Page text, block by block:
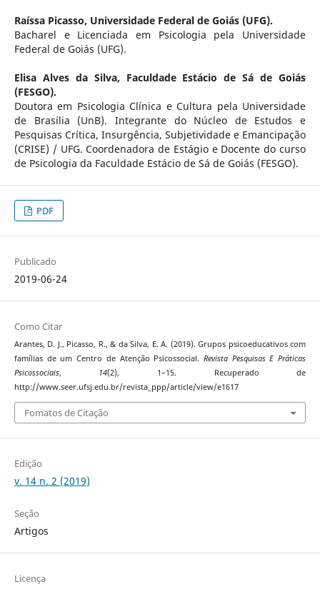
Raíssa Picasso, Universidade Federal de Goiás (UFG).
Bacharel e Licenciada em Psicologia pela Universidade
Federal de Goiás (UFG).
Elisa Alves da Silva, Faculdade Estácio de Sá de Goiás
(FESGO).
Doutora em Psicologia Clínica e Cultura pela Universidade
de Brasília (UnB). Integrante do Núcleo de Estudos e
Pesquisas Crítica, Insurgência, Subjetividade e Emancipação
(CRISE) / UFG. Coordenadora de Estágio e Docente do curso
de Psicologia da Faculdade Estácio de Sá de Goiás (FESGO).
PDF
Publicado
2019-06-24
Como Citar
Arantes, D. J., Picasso, R., & da Silva, E. A. (2019). Grupos psicoeducativos com
famílias de um Centro de Atenção Psicossocial. Revista Pesquisas E Práticas
Psicossociais, 14(2), 1–15. Recuperado de
http://www.seer.ufsj.edu.br/revista_ppp/article/view/e1617
Fomatos de Citação
Edição
v. 14 n. 2 (2019)
Seção
Artigos
Licença